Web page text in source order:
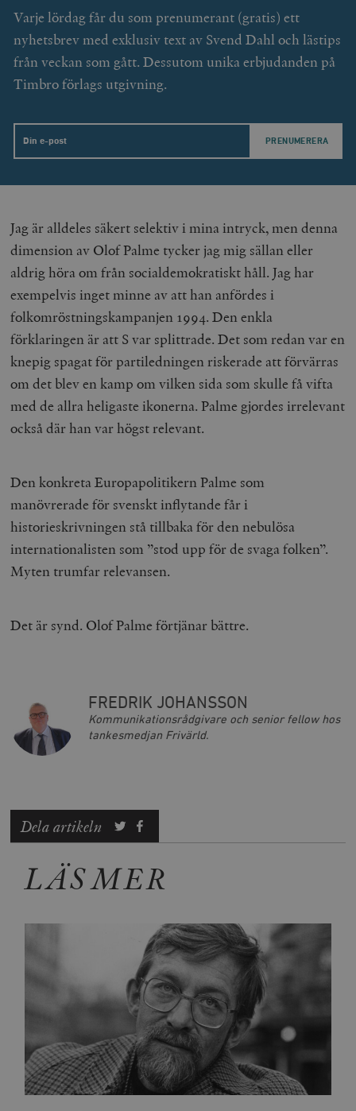
Varje lördag får du som prenumerant (gratis) ett
nyhetsbrev med exklusiv text av Svend Dahl och lästips
från veckan som gått. Dessutom unika erbjudanden på
Timbro förlags utgivning.
Email
Jag är alldeles säkert selektiv i mina intryck, men denna
dimension av Olof Palme tycker jag mig sällan eller
aldrig höra om från socialdemokratiskt håll. Jag har
exempelvis inget minne av att han anfördes i
folkomröstningskampanjen 1994. Den enkla
förklaringen är att S var splittrade. Det som redan var en
knepig spagat för partiledningen riskerade att förvärras
om det blev en kamp om vilken sida som skulle få vifta
med de allra heligaste ikonerna. Palme gjordes irrelevant
också där han var högst relevant.
Den konkreta Europapolitikern Palme som
manövrerade för svenskt inflytande får i
historieskrivningen stå tillbaka för den nebulösa
internationalisten som ”stod upp för de svaga folken”.
Myten trumfar relevansen.
Det är synd. Olof Palme förtjänar bättre.
FREDRIK JOHANSSON
Kommunikationsrådgivare och senior fellow hos
tankesmedjan Frivärld.
Dela artikeln
LÄS MER